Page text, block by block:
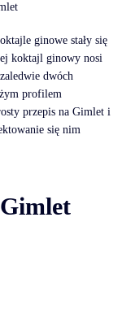
ginowe stały się
koktajl ginowy nosi
dwóch
profilem
przepis na Gimlet i
się nim